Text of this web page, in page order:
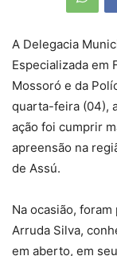
A Delegacia
Especializada em
Mossoró e da
quarta-feira (04),
ação foi cumprir
apreensão na
de Assú.
Na ocasião,
Arruda Silva,
em aberto, em